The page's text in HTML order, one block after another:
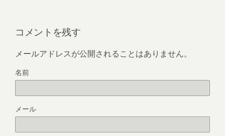
コメントを残す
メールアドレスが公開されることはありません。
名前
メール